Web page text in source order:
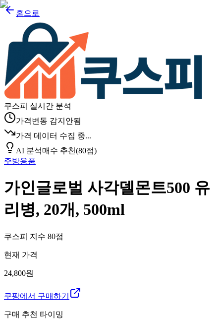
홈으로
쿠스피 실시간 분석
가격변동 감지안됨
가격 데이터 수집 중...
AI 분석매수 추천(80점)
주방용품
가인글로벌 사각델몬트500 유
리병, 20개, 500ml
쿠스피 지수 80점
현재 가격
24,800원
쿠팡에서 구매하기
구매 추천 타이밍